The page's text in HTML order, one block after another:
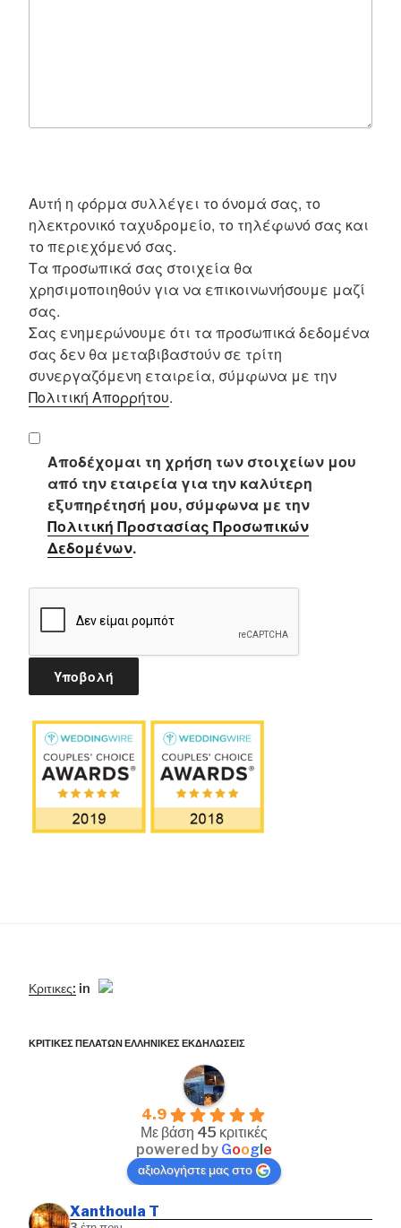
Αυτή η φόρμα συλλέγει το όνομά σας, το
ηλεκτρονικό ταχυδρομείο, το τηλέφωνό σας και
το περιεχόμενό σας.
Τα προσωπικά σας στοιχεία θα
χρησιμοποιηθούν για να επικοινωνήσουμε μαζί
σας.
Σας ενημερώνουμε ότι τα προσωπικά δεδομένα
σας δεν θα μεταβιβαστούν σε τρίτη
συνεργαζόμενη εταιρεία, σύμφωνα με την
Πολιτική Απορρήτου.
Αποδέχομαι τη χρήση των στοιχείων μου
από την εταιρεία για την καλύτερη
εξυπηρέτησή μου, σύμφωνα με την
Πολιτική Προστασίας Προσωπικών
Δεδομένων.
Κριτικες: in
ΚΡΙΤΙΚΕΣ ΠΕΛΑΤΩΝ ΕΛΛΗΝΙΚΕΣ ΕΚΔΗΛΩΣΕΙΣ
4.9
Με βάση 45 κριτικές
powered by Google
αξιολογήστε μας στο
Xanthoula T